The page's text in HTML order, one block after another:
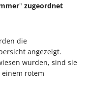
"zugeordnet
die
angezeigt.
wurden, sind sie
rotem